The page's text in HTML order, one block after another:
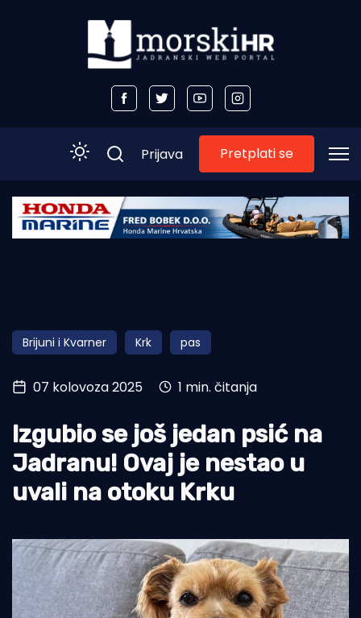
Početna
Obala
Otoci
Turizam i nautika
Pomorstvo
Ribolov
Ekologija
Prijava Pretplati se
Brijuni i Kvarner Krk pas
07 kolovoza 2025 1 min. čitanja
Izgubio se još jedan psić na
Jadranu! Ovaj je nestao u
uvali na otoku Krku